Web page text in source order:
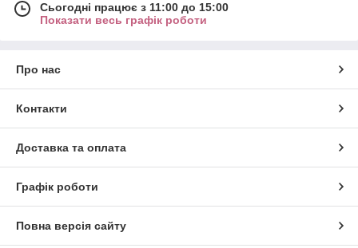
Сьогодні працює з 11:00 до 15:00
Показати весь графік роботи
Про нас
Контакти
Доставка та оплата
Графік роботи
Повна версія сайту